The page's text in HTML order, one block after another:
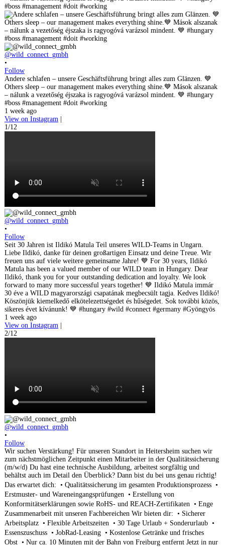
@wild_connect_gmbh
•
Follow
Andere schlafen – unsere Geschäftsführung bringt alles zum Glänzen. 💙
Others sleep – our management makes everything shine.💙 Mások alszanak
– nálunk a vezetőség éjszaka is ragyogóvá varázsol mindent. 💙 #hungary
#boss #management #doit #working
1 week ago
View on Instagram |
1/12
@wild_connect_gmbh
•
Follow
Seit 30 Jahren ist Ildikó Matula Teil unseres WILD-Teams in Ungarn.
Liebe Ildikó, danke für deinen großartigen Einsatz und deine Treue. Wir
freuen uns auf viele weitere gemeinsame Jahre! 💙 For 30 years, Ildikó
Matula has been a valued member of our WILD team in Hungary. Dear
Ildikó, thank you for your outstanding dedication and loyalty. We look
forward to many more successful years together! 💙 Ildikó Matula immár
30 éve a WILD magyarországi csapatának megbecsült tagja. Kedves Ildikó!
Köszönjük kiemelkedő elkötelezettségedet és hűségedet. Sok további közös,
sikeres évet kívánunk! 💙 #hungary #wild #connect #germany #Gyöngyös
1 week ago
View on Instagram |
2/12
@wild_connect_gmbh
•
Follow
Wir suchen Verstärkung! Für unseren Standort in Heitersheim suchen wir
zum nächstmöglichen Zeitpunkt einen Mitarbeiter in der Qualitätssicherung
(m/w/d) Du hast eine technische Ausbildung, arbeitest sorgfältig und
behältst auch im Detail den Überblick? Dann bist du bei uns genau richtig!
Das erwartet dich: • Qualitätssicherung im gesamten Produktionsprozess •
Erstmuster- und Wareneingangsprüfungen • Erstellung von
Konformitätserklärungen sowie RoHS- und REACH-Zertifikaten • Enge
Zusammenarbeit mit unseren Fachbereichen Wir bieten dir: • Sicherer
Arbeitsplatz • Flexible Arbeitszeiten • 30 Tage Urlaub + Sonderurlaub •
Essenszuschuss • JobRad-Leasing • Kostenlose Getränke und frisches
Obst • Nur ca. 10 Minuten mit der Bahn von Freiburg entfernt Jetzt in nur